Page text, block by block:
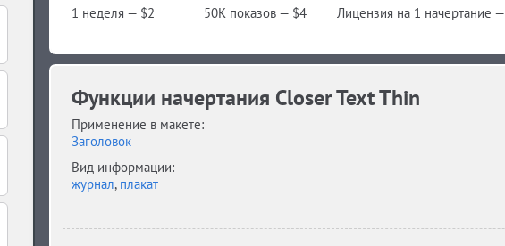
1 неделя — $2 50K показов — $4 Лицензия на 1 начертание —
Функции начертания Closer Text Thin
Применение в макете:
Заголовок
Вид информации:
журнал, плакат